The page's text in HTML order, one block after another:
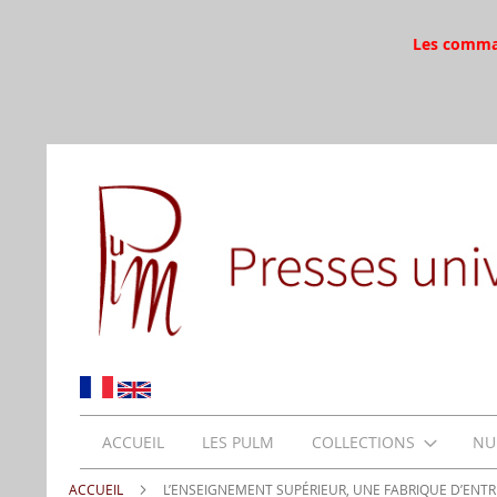
Les
ACCUEIL LES PULM COLLECTIONS
ACCUEIL L’ENSEIGNEMENT SUPÉRIEUR, UNE FABRIQUE